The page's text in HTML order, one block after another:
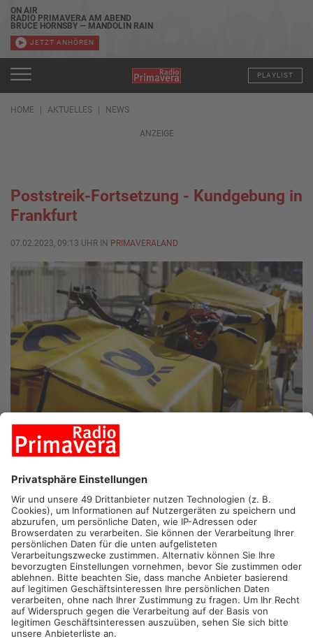
ON AIR
RADIO PRIMAVERA AM ABEND
BRUCE HORNSBY — MANDOLIN RAIN
JETZT ANHÖREN
PLAYLIST
HOME AKTUELLES NEWS
ANZEIGE
Poststreik-Fortsetzung - Kundgebung in
Frankfurt
07.02.2023, 09:13 UHR IN PRIMAVERALAND
OBERTSHAUSEN/OFFENBACH/FRANKFURT.Auch heute geht
der Warnstreik der Post weiter. Dazu hatte die Gewerkschaft
ver.di aufgerufen. Beschäftigte aus dem Primaveraland werden
am Mittag bei einer Protestkundgebung in Frankfurt
teilnehmen. Das sollte aber keine großen Konsequenzen für
die Menschen in unserer Region haben, so ein DHL-Sprecher
zu Radio Primavera.
Der Warnstreik bei den Paketzentren in Obertshausen und
Offenbach bremst den Fluss tausender Briefe und Pakete zwar
aus. Aber: Laut Stephan Heß von der Deutsche Post DHL
Group seien die Auswirkungen für die Menschen im